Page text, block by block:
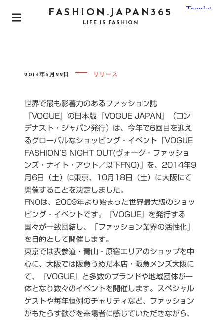
P
FASHION.JAPAN365
LIFE IS FASHION
P
E
D
O
N
2014年5月22日 リリース
世界で最も影響力のあるファッション誌
『VOGUE』の日本版『VOGUE JAPAN』（コン
デナスト・ジャパン発行） は、今年で6回目を迎え
るグローバルなショッピング・イベント「VOGUE
FASHION’S NIGHT OUT(ヴォーグ・ファッショ
ンズ・ナイト・アウト／以下FNO)」を、2014年9
月6日（土）に東京、10月18日（土） に大阪にて
開催することを決定しました。
FNOは、2009年より始まった世界最大級のショッ
ピング・イベントです。『VOGUE』を発行する
国々が一致団結し、「ファッション業界の活性化」
を目的として開催します。
東京では表参道・青山・原宿エリアのショップを中
心に、大阪では阪急うめだ本店・阪急メンズ大阪に
て、
『VOGUE』と多数のブランドや地域団体が一
体となり数々のイベントを開催します。スペシャル
ゲストや毎年恒例のチャリティなど、ファッション
がもたらす歓びを来場者に感じていただきながら、